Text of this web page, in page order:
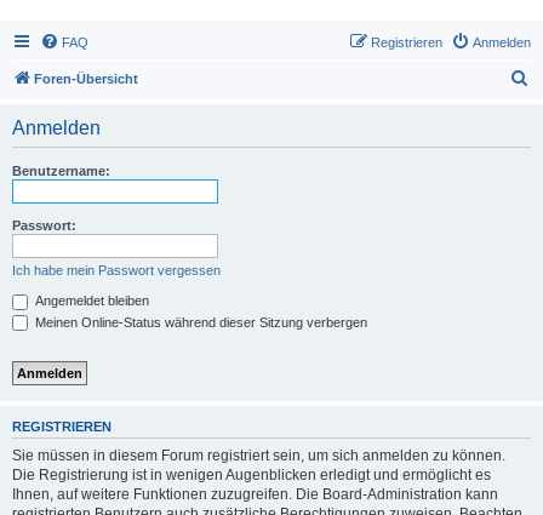
FAQ Anmelden
Registrieren
Foren-Übersicht
Anmelden
Benutzername:
Passwort:
Ich habe mein Passwort vergessen
Angemeldet bleiben
Meinen Online-Status während dieser Sitzung verbergen
REGISTRIEREN
Sie müssen in diesem Forum registriert sein, um sich anmelden zu können.
Die Registrierung ist in wenigen Augenblicken erledigt und ermöglicht es
Ihnen, auf weitere Funktionen zuzugreifen. Die Board-Administration kann